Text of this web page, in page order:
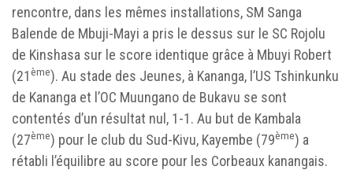
rencontre, dans les mêmes installations, SM Sanga
Balende de Mbuji-Mayi a pris le dessus sur le SC Rojolu
de Kinshasa sur le score identique grâce à Mbuyi Robert
(21ème). Au stade des Jeunes, à Kananga, l’US Tshinkunku
de Kananga et l’OC Muungano de Bukavu se sont
contentés d’un résultat nul, 1-1. Au but de Kambala
(27ème) pour le club du Sud-Kivu, Kayembe (79ème) a
rétabli l’équilibre au score pour les Corbeaux kanangais.